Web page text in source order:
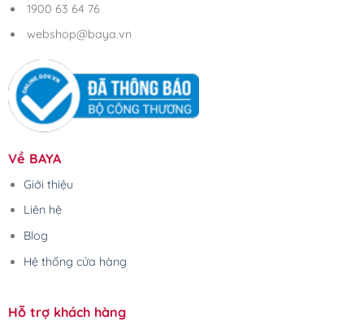
1900 63 64 76
webshop@baya.vn
Về BAYA
Giới thiệu
Liên hệ
Blog
Hệ thống cửa hàng
Hỗ trợ khách hàng